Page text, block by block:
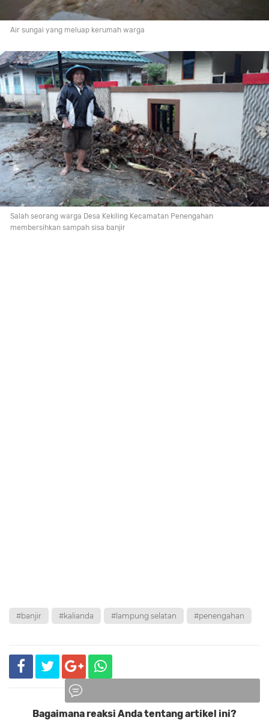
Air sungai yang meluap kerumah warga
Salah seorang warga Desa Kekiling Kecamatan Penengahan
membersihkan sampah sisa banjir
#banjir #kalianda #lampung selatan #penengahan
Komentar
Bagaimana reaksi Anda tentang artikel ini?